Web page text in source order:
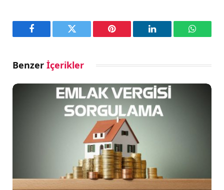
Facebook Twitter Pinterest LinkedIn
Benzer İçerikler